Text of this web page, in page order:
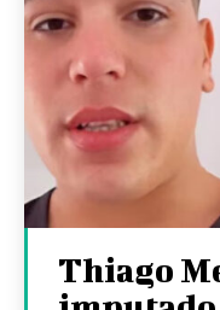
Thiago